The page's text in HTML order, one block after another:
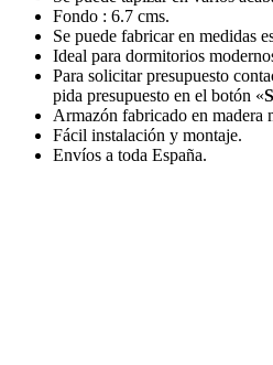
Fondo : 6.7 cms.
Se puede fabricar en medidas
Ideal para dormitorios
Para solicitar presupuesto
pida presupuesto en el botón «
Armazón fabricado en madera
Fácil instalación y montaje.
Envíos a toda España.